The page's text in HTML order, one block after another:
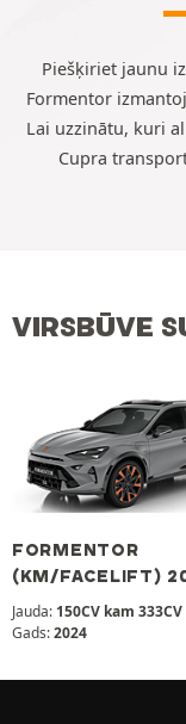
Piešķiriet jaunu
Formentor
Lai uzzinātu, kuri
Cupra
VIRSBŪVE
FORMENTOR
(KM/FACELIFT)
Jauda: 150CV kam 333CV
Gads:2024